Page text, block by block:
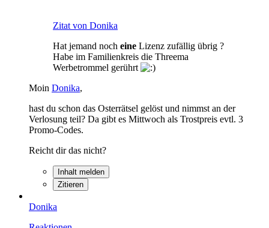
Zitat von Donika
Hat jemand noch eine Lizenz zufällig übrig ?
Habe im Familienkreis die Threema
Werbetrommel gerührt
Moin Donika,
hast du schon das Osterrätsel gelöst und nimmst an der
Verlosung teil? Da gibt es Mittwoch als Trostpreis evtl. 3
Promo-Codes.
Reicht dir das nicht?
Inhalt melden
Zitieren
Donika